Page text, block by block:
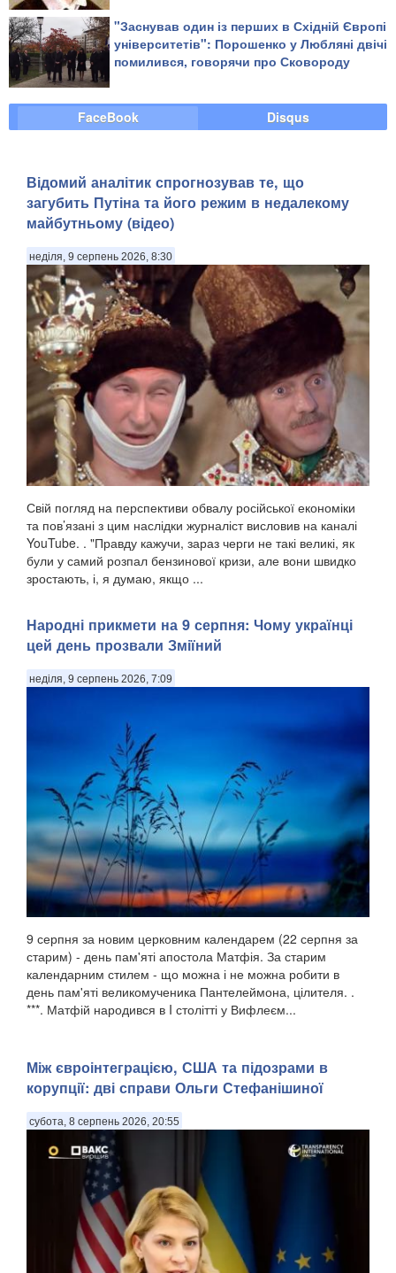
"Заснував один із перших в Східній Європі
університетів": Порошенко у Любляні двічі
помилився, говорячи про Сковороду
FaceBook Disqus
​Відомий аналітик спрогнозував те, що
загубить Путіна та його режим в недалекому
майбутньому (відео)
неділя, 9 серпень 2026, 8:30
Свій погляд на перспективи обвалу російської економіки
та пов’язані з цим наслідки журналіст висловив на каналі
YouTube. . "Правду кажучи, зараз черги не такі великі, як
були у самий розпал бензинової кризи, але вони швидко
зростають, і, я думаю, якщо ...
Народні прикмети на 9 серпня: Чому українці
цей день прозвали Зміїний
неділя, 9 серпень 2026, 7:09
9 серпня за новим церковним календарем (22 серпня за
старим) - день пам'яті апостола Матфія. За старим
календарним стилем - що можна і не можна робити в
день пам'яті великомученика Пантелеймона, цілителя. .
***. Матфій народився в I столітті у Вифлеєм...
Між євроінтеграцією, США та підозрами в
корупції: дві справи Ольги Стефанішиної
субота, 8 серпень 2026, 20:55